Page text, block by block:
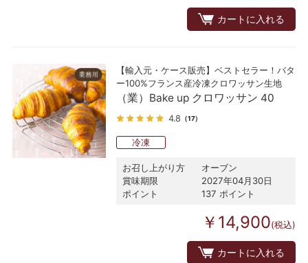
カートに入れる
【輸入元・ケース販売】ベストセラー！バタ
ー100%フランス産冷凍クロワッサン生地
（業）Bake up クロワッサン 40
4.8 （17）
冷凍
お召し上がり方
オーブン
賞味期限
2027年04月30日
ポイント
137 ポイント
￥14,900(税込)
カートに入れる